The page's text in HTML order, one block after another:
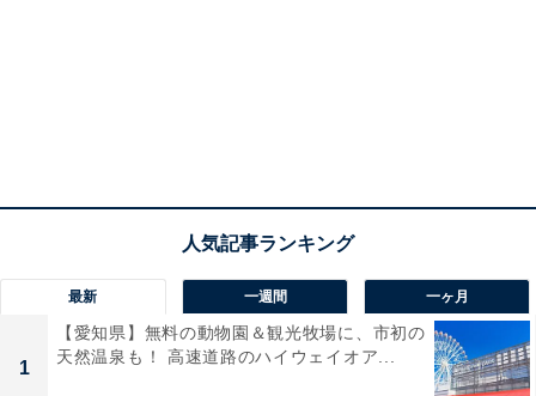
最新 一週間 一ヶ月
1
【愛知県】無料の動物園＆観光牧場に、市初の
天然温泉も！ 高速道路のハイウェイオア...